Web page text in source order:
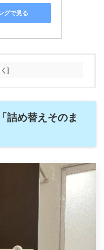
グで見る
詰め替えそのま